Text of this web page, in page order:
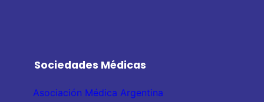
Sociedades Médicas
Asociación Médica Argentina